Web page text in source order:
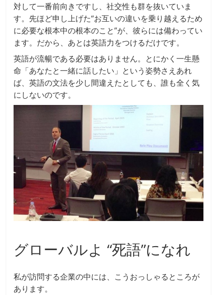
対して一番前向きですし、社交性も群を抜いていま
す。先ほど申し上げた“お互いの違いを乗り越えるため
に必要な根本中の根本のこと”が、彼らには備わってい
ます。だから、あとは英語力をつけるだけです。
英語が流暢である必要はありません。とにかく一生懸
命「あなたと一緒に話したい」という姿勢さえあれ
ば、英語の文法を少し間違えたとしても、誰も全く気
にしないのです。
グローバルよ “死語”になれ
私が訪問する企業の中には、こうおっしゃるところが
あります。